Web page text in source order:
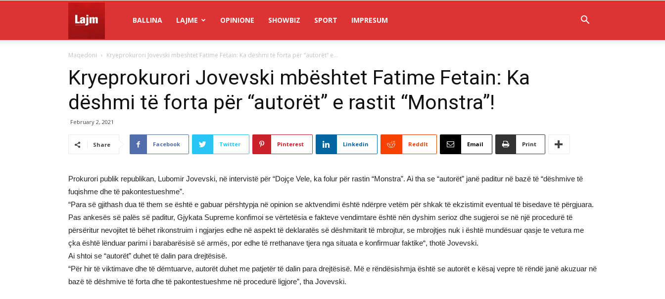
Lajm
BALLINA LAJME OPINIONE SHOWBIZ SPORT IMPRESUM
Maqedoni Kryeprokurori Jovevski mbështet Fatime Fetain: Ka dëshmi të forta për “autorët” e...
Kryeprokurori Jovevski mbështet Fatime Fetain: Ka
dëshmi të forta për “autorët” e rastit “Monstra”!
February 2, 2021
Share Facebook Twitter Pinterest Linkedin ReddIt Email Print
Prokurori publik republikan, Lubomir Jovevski, në intervistë për “Dojçe Vele, ka folur për rastin “Monstra”. Ai tha se “autorët” janë paditur në bazë të “dëshmive të
fuqishme dhe të pakontestueshme”.
“Para së gjithash dua të them se është e gabuar përshtypja në opinion se aktvendimi është ndërpre vetëm për shkak të ekzistimit eventual të bisedave të përgjuara.
Pas ankesës së palës së paditur, Gjykata Supreme konfimoi se vërtetësia e fakteve vendimtare është nën dyshim serioz dhe sugjeroi se në një procedurë të
përsëritur nevojitet të bëhet rikonstruim i ngjarjes edhe në aspekt të deklaratës së dëshmitarit të mbrojtur, se mbrojtjes nuk i është mundësuar qasje te vetura me
çka është lënduar parimi i barabarësisë së armës, por edhe të rrethanave tjera nga situata e konfirmuar faktike“, thotë Jovevski.
Ai shtoi se “autorët” duhet të dalin para drejtësisë.
“Për hir të viktimave dhe të dëmtuarve, autorët duhet me patjetër të dalin para drejtësisë. Më e rëndësishmja është se autorët e kësaj vepre të rëndë janë akuzuar në
bazë të dëshmive të forta dhe të pakontestueshme në procedurë ligjore”, tha Jovevski.